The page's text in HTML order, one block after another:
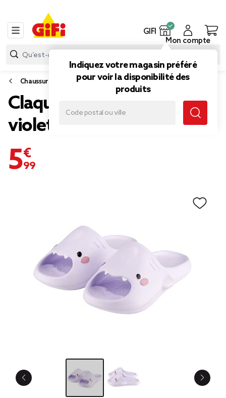
GIFI
Indiquez votre magasin préféré
pour voir la disponibilité des
produits
Mon compte
Chaussures
Claquettes raie manta
violet 36/37
5,99 €